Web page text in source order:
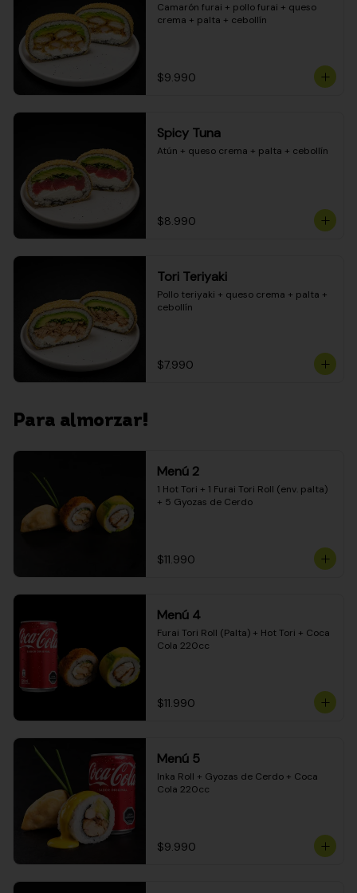
Camarón furai + pollo furai + queso
crema + palta + cebollín
$9.990
Spicy Tuna
Atún + queso crema + palta + cebollín
$8.990
Tori Teriyaki
Pollo teriyaki + queso crema + palta +
cebollín
$7.990
Para almorzar!
Menú 2
1 Hot Tori + 1 Furai Tori Roll (env. palta)
+ 5 Gyozas de Cerdo
$11.990
Menú 4
Furai Tori Roll (Palta) + Hot Tori + Coca
Cola 220cc
$11.990
Menú 5
Inka Roll + Gyozas de Cerdo + Coca
Cola 220cc
$9.990